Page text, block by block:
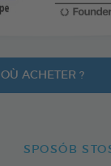
OÙ ACHETER ?
SPOSÓB